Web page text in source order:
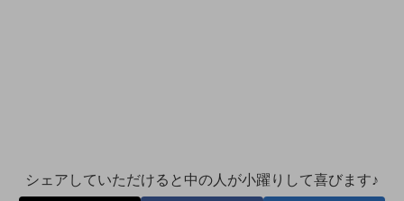
シェアしていただけると中の人が小躍りして喜びます♪